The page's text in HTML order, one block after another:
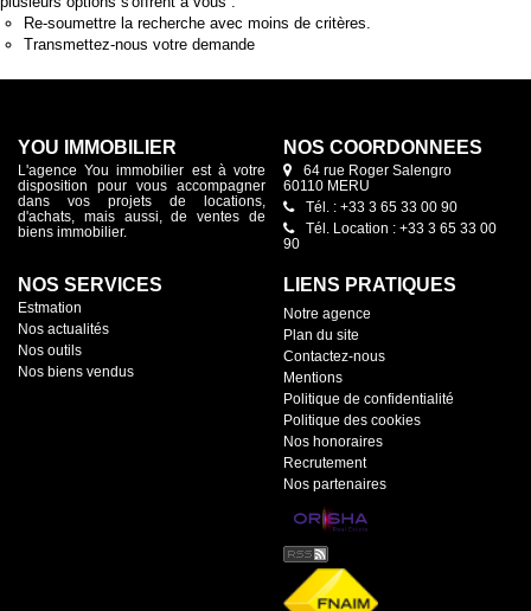
Re-soumettre la recherche avec moins de critères.
Transmettez-nous votre demande
YOU IMMOBILIER
L'agence You immobilier est à votre
disposition pour vous accompagner
dans vos projets de locations,
d'achats, mais aussi, de ventes de
biens immobilier.
NOS COORDONNÉES
64 rue Roger Salengro
60110 MERU
Tél. : +33 3 65 33 00 90
Tél. Location : +33 3 65 33 00
90
NOS SERVICES
Estmation
Nos actualités
Nos outils
Nos biens vendus
LIENS PRATIQUES
Notre agence
Plan du site
Contactez-nous
Mentions
Politique de confidentialité
Politique des cookies
Nos honoraires
Recrutement
Nos partenaires